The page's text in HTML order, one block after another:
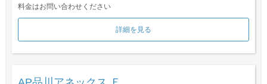
料金はお問い合わせください
詳細を見る